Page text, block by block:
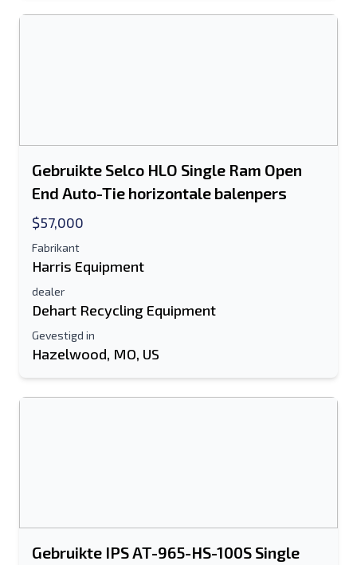
Mobiel
Gebruikte Selco HLO Single Ram Open
End Auto-Tie horizontale balenpers
$57,000
Fabrikant
Harris Equipment
dealer
Dehart Recycling Equipment
Gevestigd in
Hazelwood, MO, US
Gebruikte IPS AT-965-HS-100S Single
Sms-lijst naar mobiel apparaat
Je volledige naam
Extra informatie